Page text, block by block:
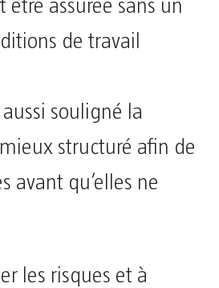
être assurée sans un
de travail
souligné la
structuré afin de
avant qu’elles ne
les risques et à